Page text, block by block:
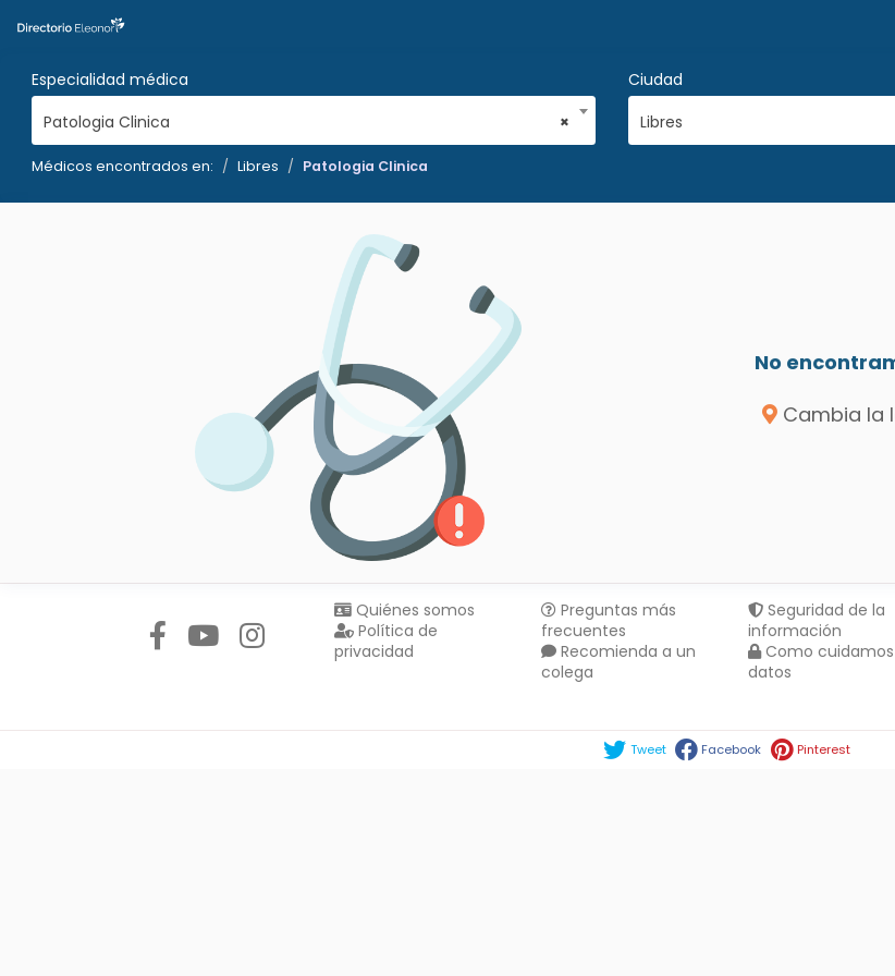
Especialidad médica
×
Patologia Clinica
Ciudad
Libres
Médicos encontrados en: Libres Patologia Clinica
No
Cambia la
Quiénes somos
Política de
privacidad
Preguntas más
frecuentes
Recomienda a un
colega
Seguridad de la
información
Como
datos
Tweet Facebook Pinterest